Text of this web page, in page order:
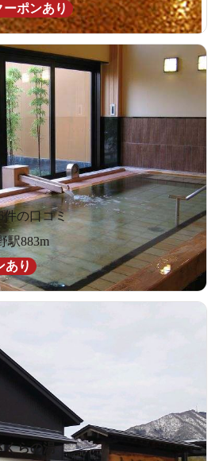
ーポンあり
件の口コミ
駅883m
あり
くらの湯